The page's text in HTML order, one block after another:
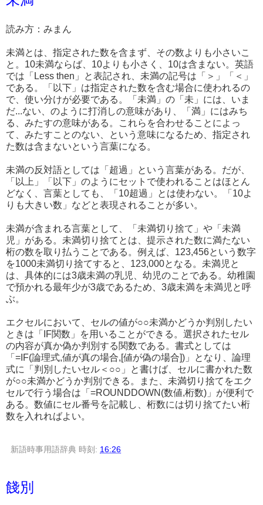
読み方：みまん
未満とは、指定された数を含まず、その数よりも小さいこ
と。10未満ならば、10よりも小さく、10は含まない。英語
では「Less then」と表記され、未満の記号は「＞」「＜」
である。「以下」は指定された数を含む場合に使われるの
で、使い分けが必要である。「未満」の「未」には、いま
だ...ない、のように打消しの意味があり、「満」にはみち
る、みたすの意味がある。これらを合わせることによっ
て、みたすことのない、という意味になるため、指定され
た数は含まないという言葉になる。
未満の反対語としては「超過」という言葉がある。だが、
「以上」「以下」のようにセットで使われることはほとん
どなく、言葉としても、「10超過」とは使わない。「10よ
りも大きい数」などと表現されることが多い。
未満が含まれる言葉として、「未満切り捨て」や「未満
児」がある。未満切り捨てとは、提示された数に満たない
桁の数を取り払うことである。例えば、123,456という数字
を1000未満切り捨てすると、123,000となる。未満児と
は、具体的には3歳未満の乳児、幼児のことである。幼稚園
で預かれる最年少が3歳であるため、3歳未満を未満児と呼
ぶ。
エクセルにおいて、セルの値が○○未満かどうか判別したい
ときは「IF関数」を用いることができる。選択されたセル
の内容が真か偽か判別する関数である。書式としては
「=IF(論理式,値が真の場合,[値が偽の場合])」となり、論理
式に「判別したいセル＜○○」と書けば、セルに書かれた数
が○○未満かどうか判別できる。また、未満切り捨てをエク
セルで行う場合は「=ROUNDDOWN(数値,桁数)」が便利で
ある。数値にセル番号を記載し、桁数には切り捨てたい桁
数を入れればよい。
新語時事用語辞典 時刻: 16:26
餞別